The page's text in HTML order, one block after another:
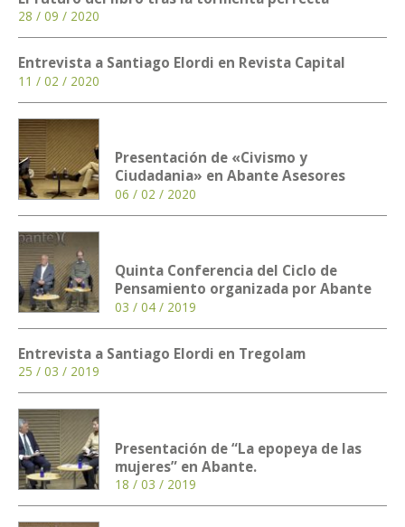
28 / 09 / 2020
Entrevista a Santiago Elordi en Revista Capital
11 / 02 / 2020
Presentación de «Civismo y
Ciudadania» en Abante Asesores
06 / 02 / 2020
Quinta Conferencia del Ciclo de
Pensamiento organizada por Abante
03 / 04 / 2019
Entrevista a Santiago Elordi en Tregolam
25 / 03 / 2019
Presentación de “La epopeya de las
mujeres” en Abante.
18 / 03 / 2019